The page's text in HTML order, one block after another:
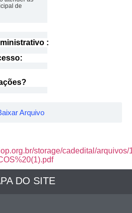
de
:
Arquivo
storage/cadedital/
DO SITE